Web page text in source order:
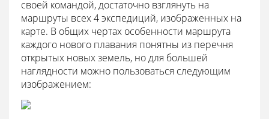
своей командой, достаточно взглянуть на
маршруты всех 4 экспедиций, изображенных на
карте. В общих чертах особенности маршрута
каждого нового плавания понятны из перечня
открытых новых земель, но для большей
наглядности можно пользоваться следующим
изображением: